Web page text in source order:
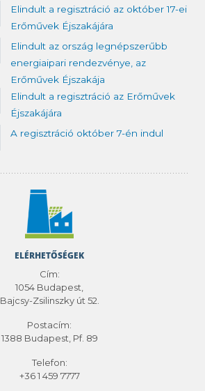
Elindult a regisztráció az október 17-ei
Erőművek Éjszakájára
Elindult az ország legnépszerűbb
energiaipari rendezvénye, az
Erőművek Éjszakája
Elindult a regisztráció az Erőművek
Éjszakájára
A regisztráció október 7-én indul
ELÉRHETŐSÉGEK
Cím:
1054 Budapest,
Bajcsy-Zsilinszky út 52.
Postacím:
1388 Budapest, Pf. 89
Telefon:
+36 1 459 7777